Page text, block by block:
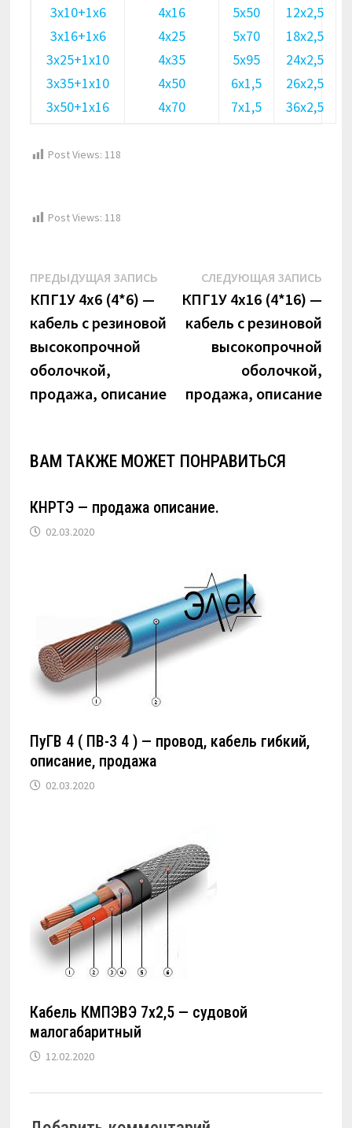
3х10+1х6
3х16+1х6
3х25+1х10
3х35+1х10
3х50+1х16
4х16
4х25
4х35
4х50
4х70
5х50
5х70
5х95
6х1,5
7х1,5
12х2,5
18х2,5
24х2,5
26х2,5
36х2,5
Post Views: 118
Post Views: 118
Навигация
по
записям
ПРЕДЫДУЩАЯ ЗАПИСЬ Предыдущая
запись:
КПГ1У 4х6 (4*6) —
кабель с резиновой
высокопрочной
оболочкой,
продажа, описание
СЛЕДУЮЩАЯ ЗАПИСЬ
КПГ1У 4х16 (4*16) —
кабель с резиновой
высокопрочной
оболочкой,
продажа, описание
ВАМ ТАКЖЕ МОЖЕТ ПОНРАВИТЬСЯ
КНРТЭ — продажа описание.
02.03.2020
ПуГВ 4 ( ПВ-3 4 ) — провод, кабель гибкий,
описание, продажа
02.03.2020
Кабель КМПЭВЭ 7х2,5 — судовой
малогабаритный
12.02.2020